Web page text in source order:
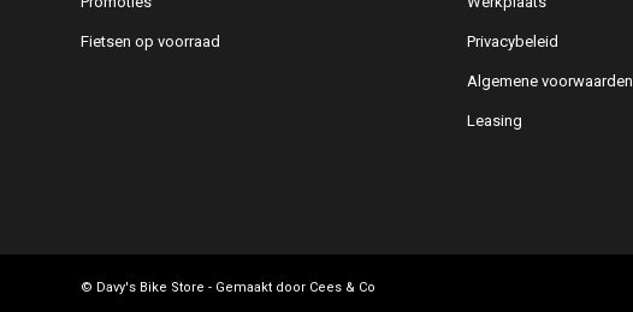
Fietsen op voorraad Privacybeleid
Algemene voorwaarden
Leasing
© Davy's Bike Store - Gemaakt door Cees & Co